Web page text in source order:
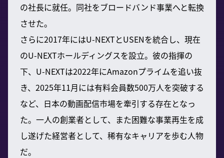
の社長に就任。同社をブロードバンド事業へと転換
させた。
さらに2017年にはU-NEXTとUSENを統合し、現在
のU-NEXTホールディングスを設立。彼の指揮の
下、U-NEXTは2022年にAmazonプライムを追い抜
き、2025年11月には有料会員数500万人を突破する
など、日本の動画配信市場を牽引する存在となっ
た。一人の創業者として、また困難な事業再生を成
し遂げた経営者として、稀有なキャリアを歩む人物
だ。